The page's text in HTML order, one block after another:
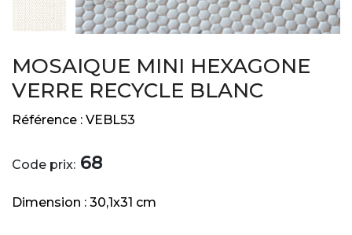
MOSAIQUE MINI HEXAGONE
VERRE RECYCLE BLANC
Référence : VEBL53
Code prix: 68
Dimension : 30,1x31 cm